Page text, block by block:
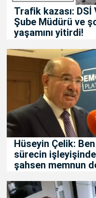
Trafik kazası: DSİ
Şube Müdürü ve
yaşamını yitirdi!
Hüseyin Çelik: Ben
sürecin
şahsen memnun